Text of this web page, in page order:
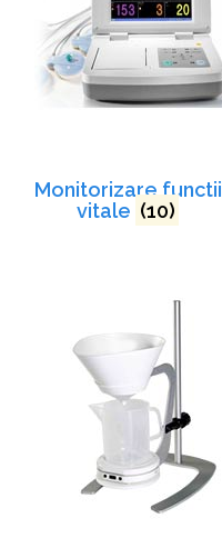
Monitorizare functii
vitale (10)